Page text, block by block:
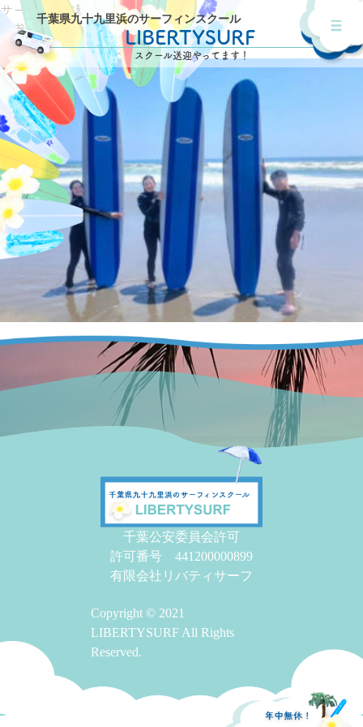
千葉県九十九里浜のサーフィンスクール
LIBERTYSURF
スクール送迎やってます！
サーフィン体験スクール
ご参加有り難うございました！
またお待ちしております！
千葉公安委員会許可
許可番号 441200000899
有限会社リバティサーフ
Copyright © 2021
LIBERTYSURF All Rights
Reserved.